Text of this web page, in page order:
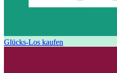
Glücks-Los kaufen